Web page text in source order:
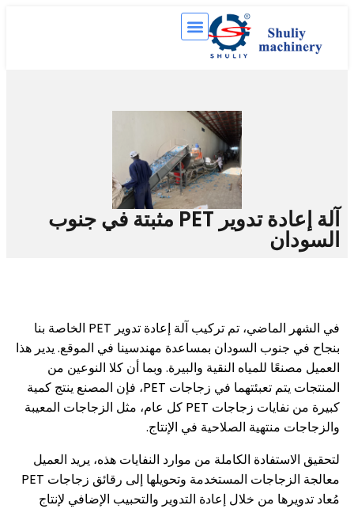
آلة إعادة تدوير PET مثبتة في جنوب
في الشهر الماضي، تم تركيب آلة إعادة تدوير PET الخاصة بنا
السودان بمساعدة مهندسينا في الموقع. يدير هذا
للمياه النقية والبيرة. وبما أن كلا النوعين من
المنتجات يتم تعبئتهما في زجاجات PET، فإن المصنع ينتج كمية
كبيرة من نفايات زجاجات PET كل عام، مثل الزجاجات المعيبة
منتهية الصلاحية في الإنتاج.
الكاملة من موارد النفايات هذه، يريد العميل
معالجة الزجاجات المستخدمة وتحويلها إلى رقائق زجاجات PET
من خلال إعادة التدوير والتحبيب الإضافي لإنتاج